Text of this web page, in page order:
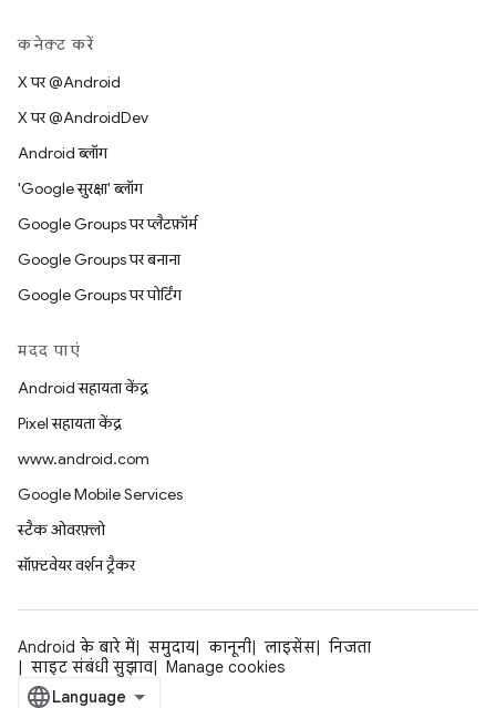
कनेक्ट करें
X पर @Android
X पर @AndroidDev
Android ब्लॉग
'Google सुरक्षा' ब्लॉग
Google Groups पर प्लैटफ़ॉर्म
Google Groups पर बनाना
Google Groups पर पोर्टिंग
मदद पाएं
Android सहायता केंद्र
Pixel सहायता केंद्र
www.android.com
Google Mobile Services
स्टैक ओवरफ़्लो
सॉफ़्टवेयर वर्शन ट्रैकर
Android के बारे में समुदाय कानूनी लाइसेंस
निजता
साइट संबंधी सुझाव
Manage cookies